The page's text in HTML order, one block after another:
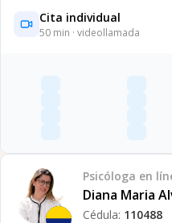
Cita individual
50 min · videollamada
Psicóloga en
Diana Maria
Cédula: 110488